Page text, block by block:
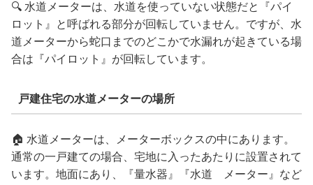
🔍 水道メーターは、水道を使っていない状態だと『パイ
ロット』と呼ばれる部分が回転していません。ですが、水
道メーターから蛇口までのどこかで水漏れが起きている場
合は『パイロット』が回転しています。
戸建住宅の水道メーターの場所
🏠 水道メーターは、メーターボックスの中にあります。
通常の一戸建ての場合、宅地に入ったあたりに設置されて
います。地面にあり、『量水器』『水道 メーター』など